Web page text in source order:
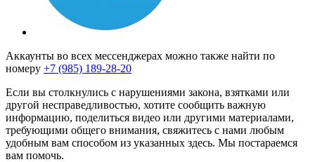
Аккаунты во всех мессенджерах можно также найти по
номеру +7 (985) 189-28-20
Если вы столкнулись с нарушениями закона, взятками или
другой несправедливостью, хотите сообщить важную
информацию, поделиться видео или другими материалами,
требующими общего внимания, свяжитесь с нами любым
удобным вам способом из указанных здесь. Мы постараемся
вам помочь.